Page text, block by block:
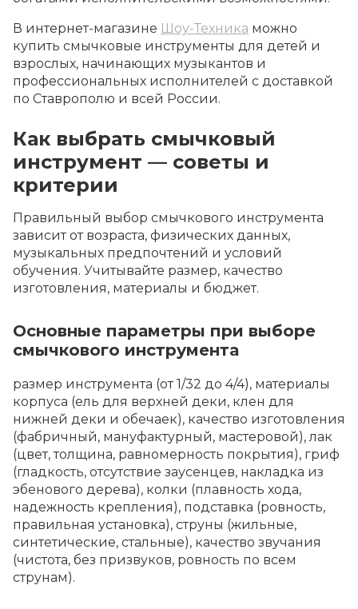
В интернет-магазине Шоу-Техника можно
купить смычковые инструменты для детей и
взрослых, начинающих музыкантов и
профессиональных исполнителей с доставкой
по Ставрополю и всей России.
Как выбрать смычковый
инструмент — советы и
критерии
Правильный выбор смычкового инструмента
зависит от возраста, физических данных,
музыкальных предпочтений и условий
обучения. Учитывайте размер, качество
изготовления, материалы и бюджет.
Основные параметры при выборе
смычкового инструмента
размер инструмента (от 1/32 до 4/4), материалы
корпуса (ель для верхней деки, клен для
нижней деки и обечаек), качество изготовления
(фабричный, мануфактурный, мастеровой), лак
(цвет, толщина, равномерность покрытия), гриф
(гладкость, отсутствие заусенцев, накладка из
эбенового дерева), колки (плавность хода,
надежность крепления), подставка (ровность,
правильная установка), струны (жильные,
синтетические, стальные), качество звучания
(чистота, без призвуков, ровность по всем
струнам).